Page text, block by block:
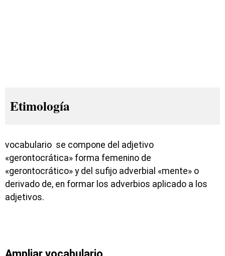
Etimología
vocabulario se compone del adjetivo
«gerontocrática» forma femenino de
«gerontocrático» y del sufijo adverbial «mente» o
derivado de, en formar los adverbios aplicado a los
adjetivos.